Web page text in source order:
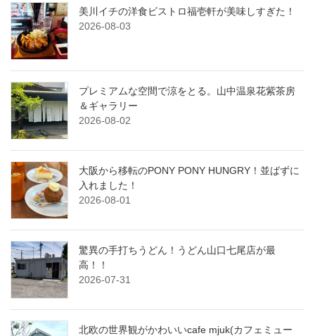
美川イチの洋食ビストロ福壱軒が美味しすぎた！
2026-08-03
プレミアムな空間で涼をとる。山中温泉花紫茶房
＆ギャラリー
2026-08-02
大阪から移転のPONY PONY HUNGRY！並ばずに
入れました！
2026-08-01
驚異の手打ちうどん！うどん山口七尾店が最
高！！
2026-07-31
北欧の世界観がかわいいcafe mjuk(カフェミュー